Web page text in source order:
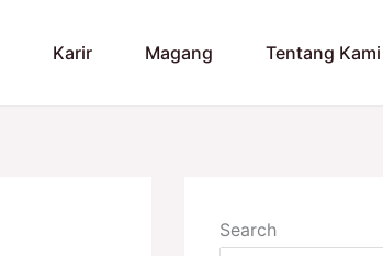
Karir Magang Tentang Kami
Search